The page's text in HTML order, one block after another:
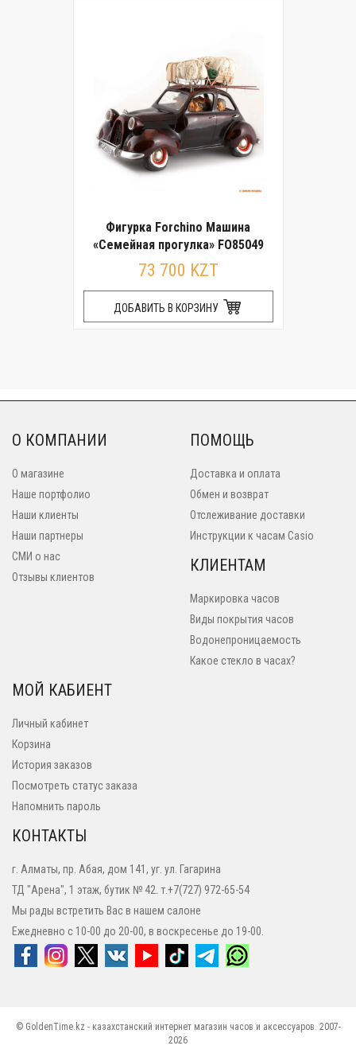
Фигурка Forchino Машина
«Семейная прогулка» FO85049
73 700 KZT
ДОБАВИТЬ В КОРЗИНУ
О КОМПАНИИ
О магазине
Наше портфолио
Наши клиенты
Наши партнеры
СМИ о нас
Отзывы клиентов
ПОМОЩЬ
Доставка и оплата
Обмен и возврат
Отслеживание доставки
Инструкции к часам Casio
КЛИЕНТАМ
Маркировка часов
Виды покрытия часов
Водонепроницаемость
Какое стекло в часах?
МОЙ КАБИЕНТ
Личный кабинет
Корзина
История заказов
Посмотреть статус заказа
Напомнить пароль
КОНТАКТЫ
г. Алматы, пр. Абая, дом 141, уг. ул. Гагарина
ТД "Арена", 1 этаж, бутик № 42. т.+7(727) 972-65-54
Мы рады встретить Вас в нашем салоне
Ежедневно с 10-00 до 20-00, в воскресенье до 19-00.
© GoldenTime.kz - казахстанский интернет магазин часов и аксессуаров. 2007-
2026